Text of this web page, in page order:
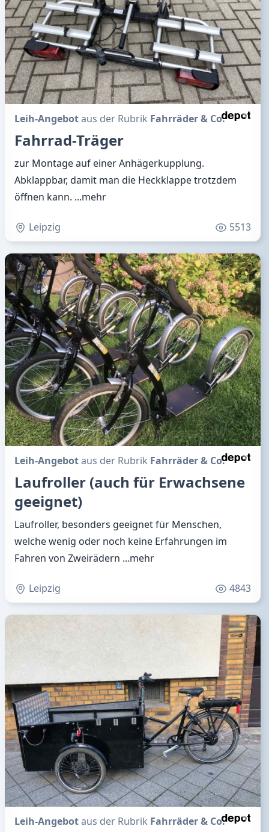
Leih-Angebotaus der Rubrik Fahrräder & Co.
Fahrrad-Träger
zur Montage auf einer Anhägerkupplung.
Abklappbar, damit man die Heckklappe trotzdem
öffnen kann. ...mehr
Leipzig 5513
Leih-Angebotaus der Rubrik Fahrräder & Co.
Laufroller (auch für Erwachsene
geeignet)
Laufroller, besonders geeignet für Menschen,
welche wenig oder noch keine Erfahrungen im
Fahren von Zweirädern ...mehr
Leipzig 4843
Leih-Angebotaus der Rubrik Fahrräder & Co.